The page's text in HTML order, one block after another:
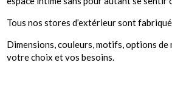
Tous nos stores d’extérieur sont
Dimensions, couleurs, motifs, options
votre choix et vos besoins.